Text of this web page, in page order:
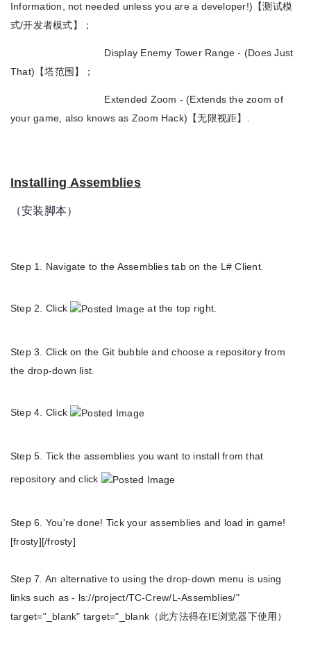
Information, not needed unless you are a developer!)【测试模
式/开发者模式】；
Display Enemy Tower Range - (Does Just
That)【塔范围】；
Extended Zoom - (Extends the zoom of
your game, also knows as Zoom Hack)【无限视距】.
Installing Assemblies
（安装脚本）
Step 1. Navigate to the Assemblies tab on the L# Client.
Step 2. Click at the top right.
Step 3. Click on the Git bubble and choose a repository from
the drop-down list.
Step 4. Click
Step 5. Tick the assemblies you want to install from that
repository and click
Step 6. You're done! Tick your assemblies and load in game!
[frosty][/frosty]
Step 7. An alternative to using the drop-down menu is using
links such as - ls://project/TC-Crew/L-Assemblies/"
target="_blank" target="_blank（此方法得在IE浏览器下使用）